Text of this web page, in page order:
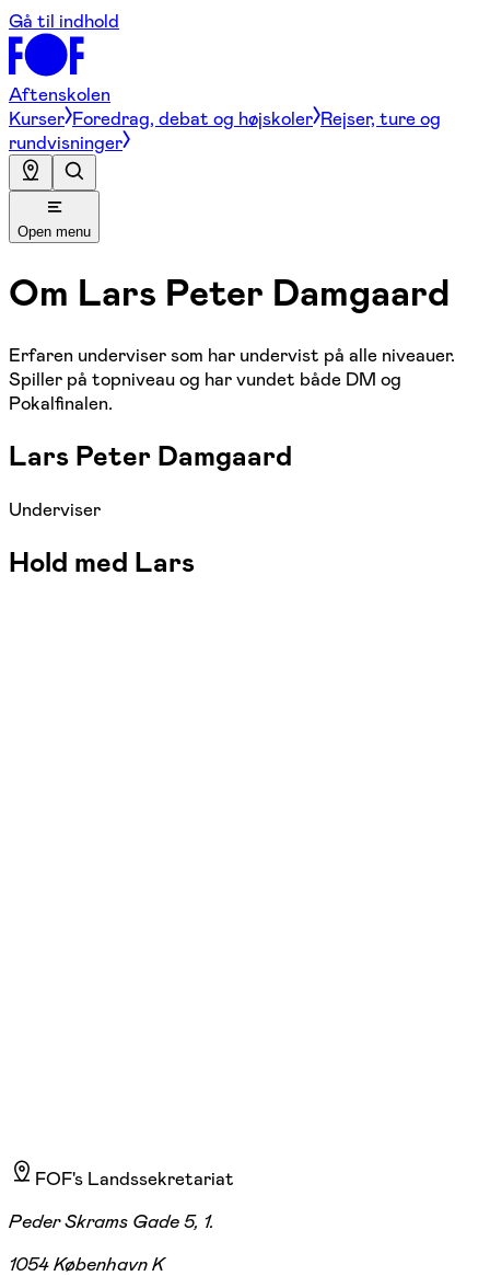
Gå til indhold
Aftenskolen
Kurser Foredrag, debat og højskoler Rejser, ture og
rundvisninger
Open menu
Om Lars Peter Damgaard
Erfaren underviser som har undervist på alle niveauer.
Spiller på topniveau og har vundet både DM og
Pokalfinalen.
Lars Peter Damgaard
Underviser
Hold med Lars
FOF's Landssekretariat
Peder Skrams Gade 5, 1.
1054 København K